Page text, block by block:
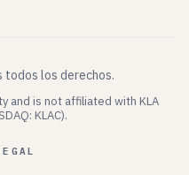
todos los derechos.
and is not affiliated with KLA
KLAC).